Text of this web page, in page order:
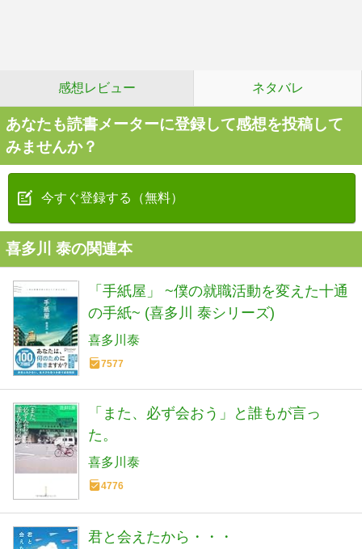
感想レビュー ネタバレ
あなたも読書メーターに登録して感想を投稿して
みませんか？
今すぐ登録する（無料）
喜多川 泰の関連本
「手紙屋」 ~僕の就職活動を変えた十通
の手紙~ (喜多川 泰シリーズ)
喜多川泰
7577
「また、必ず会おう」と誰もが言っ
た。
喜多川泰
4776
君と会えたから・・・